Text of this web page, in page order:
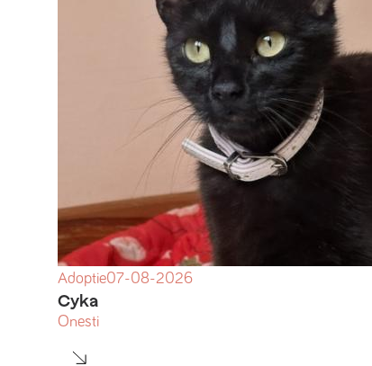
Adoptie07-08-2026
Cyka
Onesti